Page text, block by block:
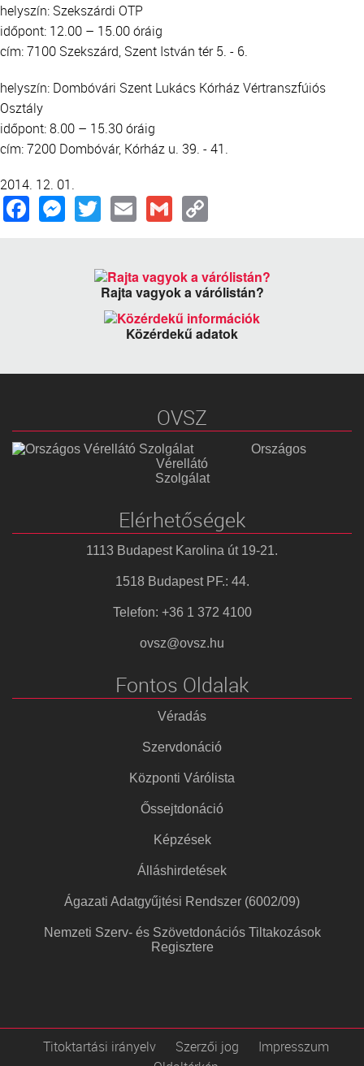
helyszín: Szekszárdi OTP
időpont: 12.00 – 15.00 óráig
cím: 7100 Szekszárd, Szent István tér 5. - 6.
helyszín: Dombóvári Szent Lukács Kórház Vértranszfúiós
Osztály
időpont: 8.00 – 15.30 óráig
cím: 7200 Dombóvár, Kórház u. 39. - 41.
2014. 12. 01.
Facebook
Messenger
TwitterEmailGmail
Rajta vagyok a várólistán?
Közérdekű adatok
OVSZ
Országos
Vérellátó
Szolgálat
Elérhetőségek
1113 Budapest Karolina út 19-21.
1518 Budapest PF.: 44.
Telefon: +36 1 372 4100
ovsz@ovsz.hu
Fontos Oldalak
Véradás
Szervdonáció
Központi Várólista
Őssejtdonáció
Képzések
Álláshirdetések
Ágazati Adatgyűjtési Rendszer (6002/09)
Nemzeti Szerv- és Szövetdonációs Tiltakozások
Regisztere
Titoktartási irányelv Szerzői jog
Impresszum